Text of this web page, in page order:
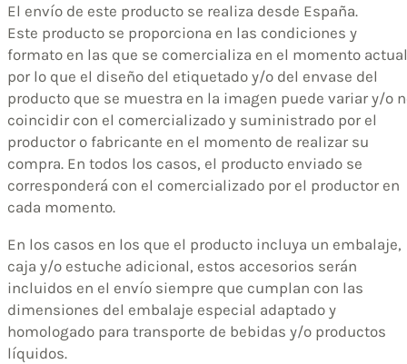
El envío de este producto se realiza desde España.
Este producto se proporciona en las condiciones y
formato en las que se comercializa en el momento
por lo que el diseño del etiquetado y/o del envase del
producto que se muestra en la imagen puede variar y/o
coincidir con el comercializado y suministrado por el
productor o fabricante en el momento de realizar su
compra. En todos los casos, el producto enviado se
corresponderá con el comercializado por el productor en
cada momento.
En los casos en los que el producto incluya un embalaje,
caja y/o estuche adicional, estos accesorios serán
incluidos en el envío siempre que cumplan con las
dimensiones del embalaje especial adaptado y
homologado para transporte de bebidas y/o productos
líquidos.